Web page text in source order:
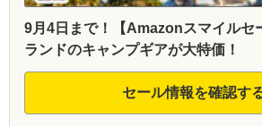
9月4日まで！【Amazonスマイルセ
ランドのキャンプギアが大特価！
セール情報を確認す